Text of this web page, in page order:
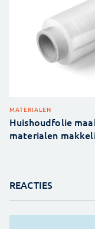
MATERIALEN
Huishoudfolie
materialen
REACTIES